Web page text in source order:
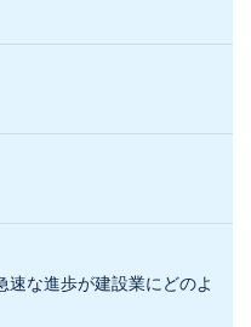
速な進歩が建設業にどのよ